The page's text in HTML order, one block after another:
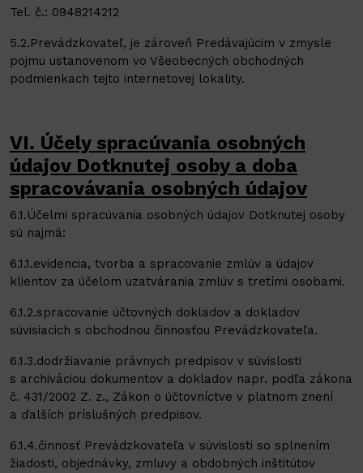
Tel. č.: 0948214212
5.2.Prevádzkovateľ, je zároveň Predávajúcim v zmysle
pojmu ustanovenom vo Všeobecných obchodných
podmienkach tejto internetovej lokality.
VI. Účely spracúvania osobných
údajov Dotknutej osoby a doba
spracovávania osobných údajov
6.1.Účelmi spracúvania osobných údajov Dotknutej osoby
sú najmä:
6.1.1.evidencia, tvorba a spracovanie zmlúv a údajov
klientov za účelom uzatvárania zmlúv s tretími osobami.
6.1.2.spracovanie účtovných dokladov a dokladov
súvisiacich s obchodnou činnosťou Prevádzkovateľa.
6.1.3.dodržiavanie právnych predpisov v súvislosti
s archiváciou dokumentov a dokladov napr. podľa zákona
č. 431/2002 Z. z., Zákon o účtovníctve v platnom znení
a ďalších príslušných predpisov.
6.1.4.činnosť Prevádzkovateľa v súvislosti so splnením
žiadosti, objednávky, zmluvy a obdobných inštitútov